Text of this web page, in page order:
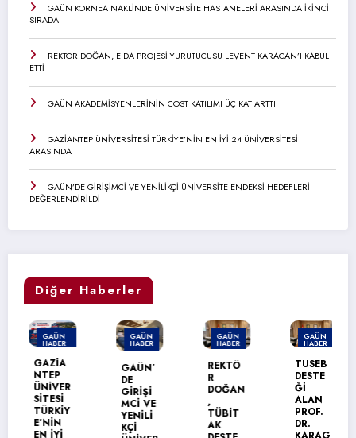
GAÜN KORNEA NAKLİNDE ÜNİVERSİTE HASTANELERİ ARASINDA İKİNCİ
SIRADA
REKTÖR DOĞAN, EIDA PROJESİ YÜRÜTÜCÜSÜ LEVENT KARACAN’I KABUL
ETTİ
GAÜN AKADEMİSYENLERİNİN COST KATILIMI ÜÇ KAT ARTTI
GAZİANTEP ÜNİVERSİTESİ TÜRKİYE’NİN EN İYİ 24 ÜNİVERSİTESİ
ARASINDA
GAÜN’DE GİRİŞİMCİ VE YENİLİKÇİ ÜNİVERSİTE ENDEKSİ HEDEFLERİ
DEĞERLENDİRİLDİ
Diğer Haberler
GAÜN
HABER
MANŞET
GAZİA
NTEP
ÜNİVER
SİTESİ
TÜRKİY
E’NİN
EN İYİ
GAÜN
HABER
GAÜN’
DE
GİRİŞİ
MCİ VE
YENİLİ
KÇİ
GAÜN
HABER
REKTÖ
R
DOĞAN
TÜBİT
AK
GAÜN
HABER
TÜSEB
DESTE
Ğİ
ALAN
PROF.
DR.